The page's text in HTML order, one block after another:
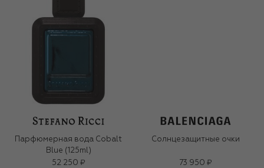
Парфюмерная вода Cobalt
Blue (125ml)
52 250 ₽
Солнцезащитные очки
73 950 ₽